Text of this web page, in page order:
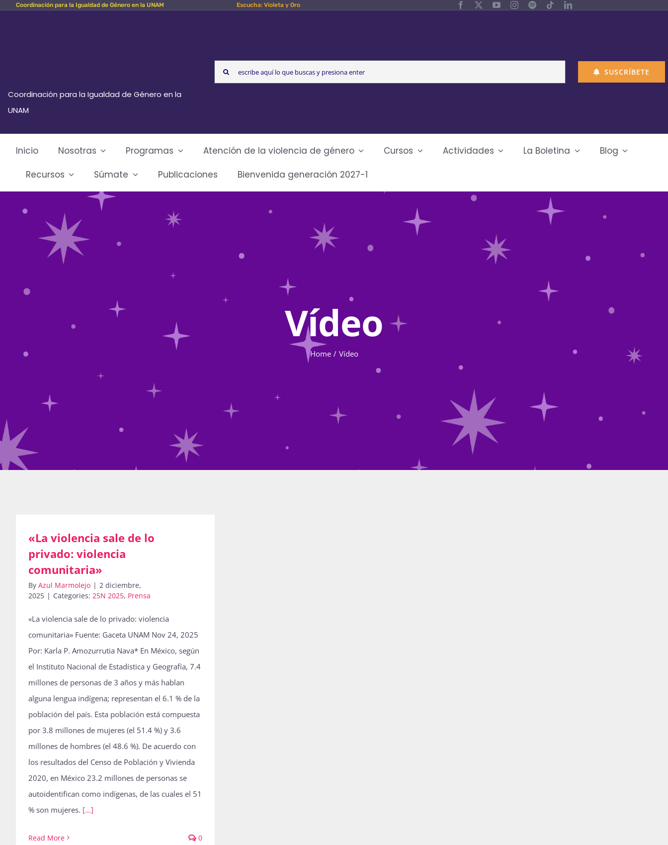
Skip Coordinación para la Igualdad de Género en la UNAM Escucha: Violeta y Oro
Coordinación para la Igualdad de Género en la
UNAM
Search
for:
SUSCRÍBETE
Inicio Nosotras Programas Atención de la violencia de género Cursos Actividades La Boletina
Blog
Recursos
Súmate Publicaciones Bienvenida generación 2027-1
Vídeo
Home Vídeo
«La violencia sale de lo
privado: violencia
comunitaria»
By Azul Marmolejo | 2 diciembre,
2025 | Categories: 25N 2025, Prensa
«La violencia sale de lo privado: violencia
comunitaria» Fuente: Gaceta UNAM Nov 24, 2025
Por: Karla P. Amozurrutia Nava* En México, según
el Instituto Nacional de Estadística y Geografía, 7.4
millones de personas de 3 años y más hablan
alguna lengua indígena; representan el 6.1 % de la
población del país. Esta población está compuesta
por 3.8 millones de mujeres (el 51.4 %) y 3.6
millones de hombres (el 48.6 %). De acuerdo con
los resultados del Censo de Población y Vivienda
2020, en México 23.2 millones de personas se
autoidentifican como indígenas, de las cuales el 51
% son mujeres. [...]
Read More 0